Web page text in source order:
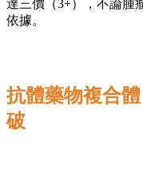
達三價（3+），不論腫
依據。
抗體藥物複合
破